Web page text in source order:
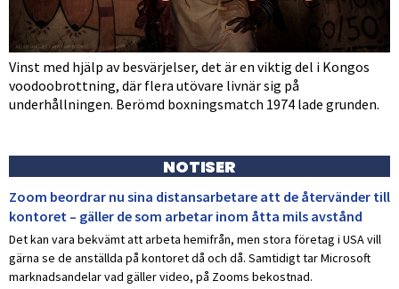
Vinst med hjälp av besvärjelser, det är en viktig del i Kongos
voodoobrottning, där flera utövare livnär sig på
underhållningen. Berömd boxningsmatch 1974 lade grunden.
NOTISER
Zoom beordrar nu sina distansarbetare att de återvänder till
kontoret – gäller de som arbetar inom åtta mils avstånd
Det kan vara bekvämt att arbeta hemifrån, men stora företag i USA vill
gärna se de anställda på kontoret då och då. Samtidigt tar Microsoft
marknadsandelar vad gäller video, på Zooms bekostnad.